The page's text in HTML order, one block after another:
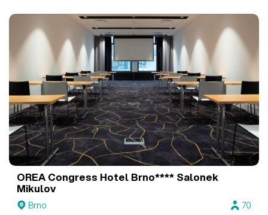
OREA Congress Hotel Brno**** Salonek
Mikulov
Brno
70